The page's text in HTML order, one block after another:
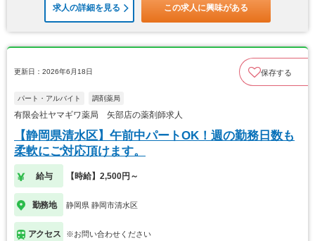
求人の詳細を見る この求人に興味がある
更新日：2026年6月18日 保存する
パート・アルバイト 調剤薬局
有限会社ヤマギワ薬局 矢部店の薬剤師求人
【静岡県清水区】午前中パートOK！週の勤務日数も
柔軟にご対応頂けます。
給与 【時給】2,500円～
勤務地 静岡県 静岡市清水区
アクセス ※お問い合わせください